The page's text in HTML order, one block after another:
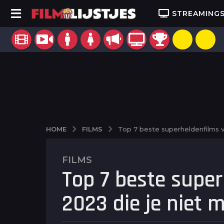
HOME FILMS Top 7 beste superheldenfilms
2
j
a
a
r
FILMS
Top 7 beste
2023 die je niet